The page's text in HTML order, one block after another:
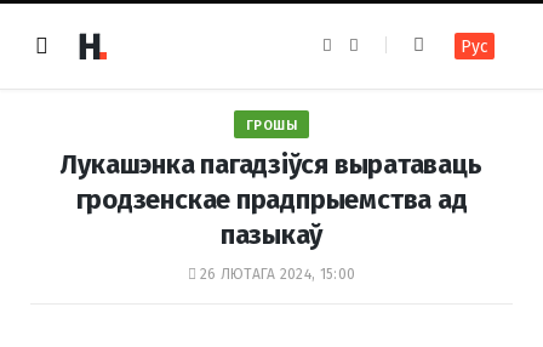
e
k
t
a
m
Рус
ГРОШЫ
Лукашэнка пагадзіўся выратаваць
гродзенскае прадпрыемства ад
пазыкаў
26 ЛЮТАГА 2024, 15:00